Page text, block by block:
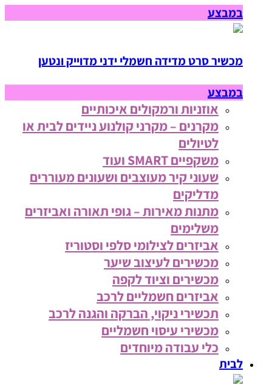
במבצע
מכשיר סרט מדידה חשמלי ידני מדוייק ונטען
במבצע
אוזניות ורמקולים איכותיים
מקרנים – מקרני קולנוע ניידים לבית או
לטיולים
משקפיים SMART ועוד
שעוני קיר מעוצבים ושעונים מעוררים
מדליקים
מתנות מאירות – גופי תאורה ואביזרים
משלימים
אביזרים לצילומי סלפי וסטוריז
מכשירים לעיצוב שיער
מכשירים וציוד לקפה
אביזרים חשמליים לרכב
תכשירי ניקוי, הברקה והגנה לרכב
מכשירי עיסוי חשמליים
כלי עבודה מיוחדים
לבית